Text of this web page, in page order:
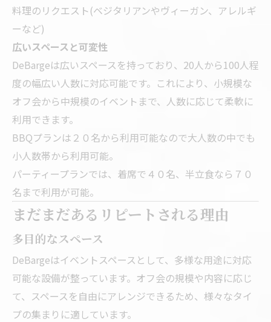
料理のリクエスト(ベジタリアンやヴィーガン、アレルギ
ーなど)
広いスペースと可変性
DeBargeは広いスペースを持っており、20人から100人程
度の幅広い人数に対応可能です。これにより、小規模な
オフ会から中規模のイベントまで、人数に応じて柔軟に
利用できます。
BBQプランは２０名から利用可能なので大人数の中でも
小人数帯から利用可能。
パーティープランでは、着席で４０名、半立食なら７０
名まで利用が可能。
まだまだあるリピートされる理由
多目的なスペース
DeBargeはイベントスペースとして、多様な用途に対応
可能な設備が整っています。オフ会の規模や内容に応じ
て、スペースを自由にアレンジできるため、様々なタイ
プの集まりに適しています。